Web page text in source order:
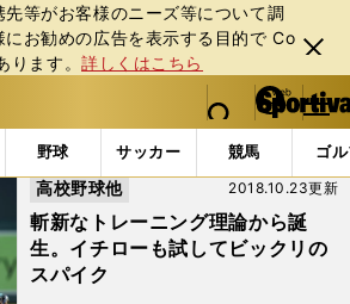
等がお客様のニーズ等について調
お勧めの広告を表⽰する⽬的で Co
ります。詳しくはこちら
閉じ
る
web Sportiva (webスポルティーバ)
検索
マイペ
ー
ジ
メニュ
野球 サッカー 競馬 ゴ
ク」の最新ニュース・ 情報
斬新なトレーニング理論から誕
生。イチローも試してビックリの
スパイク
2018.10.23更新
高校野球他